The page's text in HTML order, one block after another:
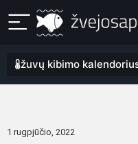
žuvų kibimo
1 rugpjūčio, 2022